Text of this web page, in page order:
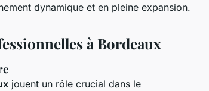
dynamique et en pleine expansion.
à Bordeaux
jouent un rôle crucial dans le